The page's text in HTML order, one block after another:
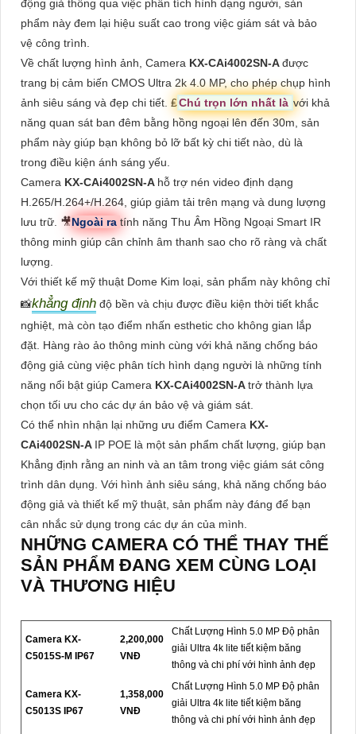
động giả thông qua việc phân tích hình dạng người, sản
phẩm này đem lại hiệu suất cao trong việc giám sát và bảo
vệ công trình.
Về chất lượng hình ảnh, Camera KX-CAi4002SN-Ađược
trang bị cảm biến CMOS Ultra 2k 4.0 MP, cho phép chụp hình
ảnh siêu sáng và đẹp chi tiết. ₤Chú trọn lớn nhất là với khả
năng quan sát ban đêm bằng hồng ngoại lên đến 30m, sản
phẩm này giúp bạn không bỏ lỡ bất kỳ chi tiết nào, dù là
trong điều kiện ánh sáng yếu.
Camera KX-CAi4002SN-A hỗ trợ nén video định dạng
H.265/H.264+/H.264, giúp giảm tải trên mạng và dung lượng
lưu trữ. 🎥Ngoài ra tính năng Thu Âm Hồng Ngoại Smart IR
thông minh giúp cân chỉnh âm thanh sao cho rõ ràng và chất
lượng.
Với thiết kế mỹ thuật Dome Kim loại, sản phẩm này không chỉ
📸khẳng định độ bền và chịu được điều kiện thời tiết khắc
nghiệt, mà còn tạo điểm nhấn esthetic cho không gian lắp
đặt. Hàng rào ảo thông minh cùng với khả năng chống báo
động giả cùng việc phân tích hình dạng người là những tính
năng nổi bật giúp Camera KX-CAi4002SN-Atrở thành lựa
chọn tối ưu cho các dự án bảo vệ và giám sát.
Có thể nhìn nhận lại những ưu điểm Camera KX-
CAi4002SN-A IP POE là một sản phẩm chất lượng, giúp bạn
Khẳng định rằng an ninh và an tâm trong việc giám sát công
trình dân dụng. Với hình ảnh siêu sáng, khả năng chống báo
động giả và thiết kế mỹ thuật, sản phẩm này đáng để bạn
cân nhắc sử dụng trong các dự án của mình.
NHỮNG CAMERA CÓ THỂ THAY THẾ
SẢN PHẨM ĐANG XEM CÙNG LOẠI
VÀ THƯƠNG HIỆU
Camera KX-
C5015S-M IP67
2,200,000
VNĐ
Chất Lượng Hình 5.0 MP Độ phân
giải Ultra 4k lite tiết kiệm băng
thông và chi phí với hình ảnh đẹp
Camera KX-
C5013S IP67
1,358,000
VNĐ
Chất Lượng Hình 5.0 MP Độ phân
giải Ultra 4k lite tiết kiệm băng
thông và chi phí với hình ảnh đẹp